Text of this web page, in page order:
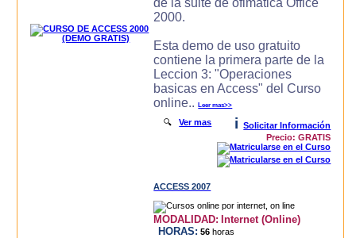
2000.
Esta demo de uso gratuito
contiene la primera parte de la
Leccion 3: "Operaciones
basicas en Access" del Curso
online..Leer mas>>
🔍Ver mas i
Solicitar Información
Precio: GRATIS
ACCESS 2007
MODALIDAD: Internet (Online)
HORAS: 56 horas